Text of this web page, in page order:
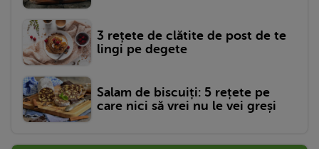
3 rețete de clătite de post de te
lingi pe degete
Salam de biscuiți: 5 rețete pe
care nici să vrei nu le vei greși